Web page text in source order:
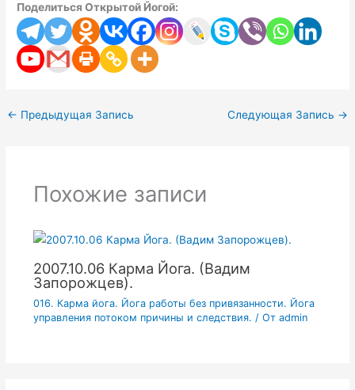
Поделиться Открытой Йогой:
← Предыдущая Запись Следующая Запись →
Похожие записи
2007.10.06 Карма Йога. (Вадим
Запорожцев).
016. Карма йога. Йога работы без привязанности. Йога
управления потоком причины и следствия. / От admin